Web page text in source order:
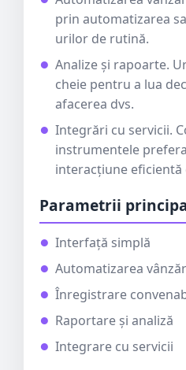
prin automatizarea
urilor de rutină.
Analize și rapoarte.
cheie pentru a lua
afacerea dvs.
Integrări cu servicii.
instrumentele
interacțiune eficientă
Parametrii
Interfață simplă
Automatizarea
Înregistrare
Raportare și analiză
Integrare cu servicii